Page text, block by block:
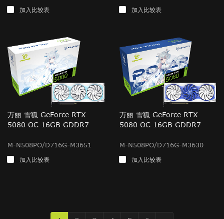
加入比较表 加入比较表
万丽 雪狐 GeForce RTX
5080 OC 16GB GDDR7
M-N508PO/D716G-M3651
加入比较表
万丽 雪狐 GeForce RTX
5080 OC 16GB GDDR7
M-N508PO/D716G-M3630
加入比较表